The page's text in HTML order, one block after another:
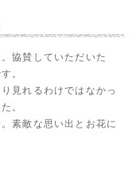
協賛していただいた
。
見れるわけではなかっ
。
素敵な思い出とお花に